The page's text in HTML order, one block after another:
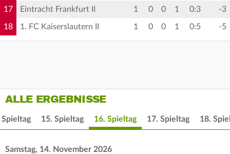
17 Eintracht Frankfurt II 1 0 0 1 0:3 -3
18 1. FC Kaiserslautern II 1 0 0 1 0:5 -5
ALLE ERGEBNISSE
Spieltag 15. Spieltag 16. Spieltag 17. Spieltag 18.
Samstag, 14. November 2026